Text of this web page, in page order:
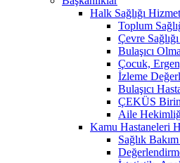
Halk Sağlığı
Toplum
Çevre
Bulaşıcı
Çocuk,
İzleme
Bulaşıcı
ÇEKÜS
Aile
Kamu Hastaneleri
Sağlık